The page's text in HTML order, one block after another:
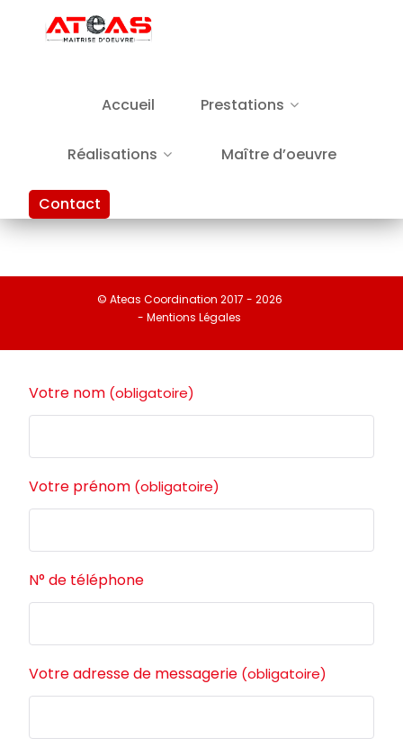
Accueil Prestations
Réalisations Maître d’oeuvre
Contact
© Ateas Coordination 2017 - 2026
- Mentions Légales
Votre nom (obligatoire)
Votre prénom (obligatoire)
N° de téléphone
Votre adresse de messagerie (obligatoire)